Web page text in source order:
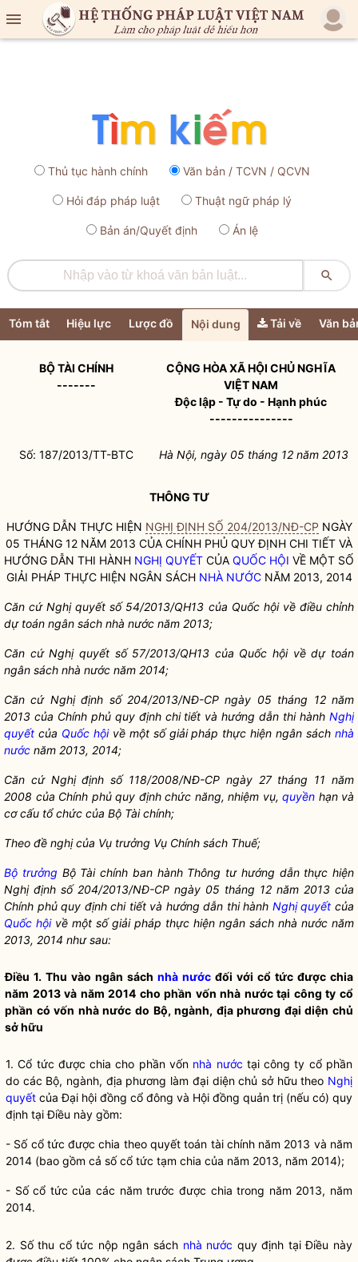

Thủ tục hành chính Văn bản / TCVN / QCVN
Hỏi đáp pháp luật Thuật ngữ pháp lý
Bản án/Quyết định Án lệ

Tóm tắt Hiệu lực Lược đồ Nội dung Tải về Văn
BỘ TÀI CHÍNH
-------
CỘNG HÒA XÃ HỘI CHỦ NGHĨA
VIỆT NAM
Độc lập - Tự do - Hạnh phúc
---------------
Số: 187/2013/TT-BTC Hà Nội, ngày 05 tháng 12 năm 2013
THÔNG TƯ
HƯỚNG DẪN THỰC HIỆN NGHỊ ĐỊNH SỐ 204/2013/NĐ-CP NGÀY
05 THÁNG 12 NĂM 2013 CỦA CHÍNH PHỦ QUY ĐỊNH CHI TIẾT VÀ
HƯỚNG DẪN THI HÀNH NGHỊ QUYẾT CỦA QUỐC HỘI VỀ MỘT SỐ
GIẢI PHÁP THỰC HIỆN NGÂN SÁCH NHÀ NƯỚCNĂM 2013, 2014
Căn cứNghị quyết số 54/2013/QH13 của Quốc hộivề điều chỉnh
dự toán ngân sách nhà nước năm 2013;
Căn cứNghị quyếtsố 57/2013/QH13 của Quốc hộivề dự toán
ngân sách nhà nước năm 2014;
Căn cứ Nghị định số 204/2013/NĐ-CP ngày 05 tháng 12 năm
2013 của Chính phủ quy định chi tiết và hướng dẫn thihànhNghị
quyết của Quốc hộivề một sốgiải pháp thực hiện ngân sáchnhà
nước năm 2013, 2014;
Căn cứ Nghị định số118/2008/NĐ-CP ngày 27 tháng 11 năm
2008 của Chính phủ quy định chức năng, nhiệm vụ, quyền hạn và
cơ cấu tổchức của Bộ Tài chính;
Theo đề nghị của Vụ trưởng Vụ Chính sách Thuế;
Bộ trưởng Bộ Tài chính ban hành Thông tư hướng dẫn thực hiện
Nghị định số204/2013/NĐ-CP ngày 05 tháng 12 năm 2013 của
Chính phủ quy định chi tiết và hướng dẫn thi hành Nghị quyết của
Quốc hộivề một số giải pháp thực hiện ngân sách nhà nước năm
2013, 2014 như sau:
Điều 1. Thu vào ngân sách nhà nước đối với cổ tức được chia
năm 2013 và năm 2014 cho phần vốnnhà nướctại công ty cổ
phần có vốn nhà nước do Bộ, ngành, địa phương đại diện chủ
sở hữu
1. Cổ tức được chia cho phần vốn nhà nước tại công ty cổ phần
do các Bộ, ngành, địa phương làm đại diện chủ sở hữu theo Nghị
quyết của Đại hội đồng cổ đông và Hội đồng quản trị (nếu có) quy
định tại Điều này gồm:
- Số cổ tức được chia theo quyết toán tài chính năm 2013 và năm
2014 (bao gồm cả số cổ tức tạm chia của năm 2013, năm 2014);
- Số cổ tức của các năm trước được chia trong năm 2013, năm
2014.
2. Số thu cổ tức nộp ngân sách nhà nước quy định tại Điều này